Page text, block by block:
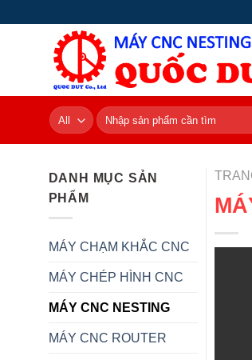
Tìm
kiếm:
DANH MỤC SẢN
PHẨM
MÁY CHẠM KHẮC CNC
MÁY CHÉP HÌNH CNC
MÁY CNC NESTING
MÁY CNC ROUTER